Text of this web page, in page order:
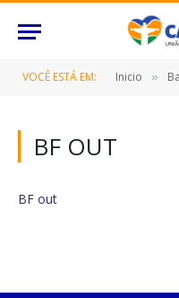
VOCÊ ESTÁ EM: Inicio »
BF OUT
BF out